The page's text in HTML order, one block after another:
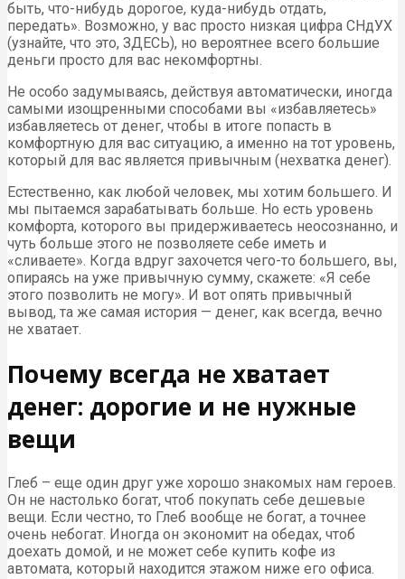
быть, что-нибудь дорогое, куда-нибудь отдать,
передать». Возможно, у вас просто низкая цифра СНдУХ
(узнайте, что это, ЗДЕСЬ), но вероятнее всего большие
деньги просто для вас некомфортны.
Не особо задумываясь, действуя автоматически, иногда
самыми изощренными способами вы «избавляетесь»
избавляетесь от денег, чтобы в итоге попасть в
комфортную для вас ситуацию, а именно на тот уровень,
который для вас является привычным (нехватка денег).
Естественно, как любой человек, мы хотим большего. И
мы пытаемся зарабатывать больше. Но есть уровень
комфорта, которого вы придерживаетесь неосознанно, и
чуть больше этого не позволяете себе иметь и
«сливаете». Когда вдруг захочется чего-то большего, вы,
опираясь на уже привычную сумму, скажете: «Я себе
этого позволить не могу». И вот опять привычный
вывод, та же самая история — денег, как всегда, вечно
не хватает.
Почему всегда не хватает
денег: дорогие и не нужные
вещи
Глеб – еще один друг уже хорошо знакомых нам героев.
Он не настолько богат, чтоб покупать себе дешевые
вещи. Если честно, то Глеб вообще не богат, а точнее
очень небогат. Иногда он экономит на обедах, чтоб
доехать домой, и не может себе купить кофе из
автомата, который находится этажом ниже его офиса.